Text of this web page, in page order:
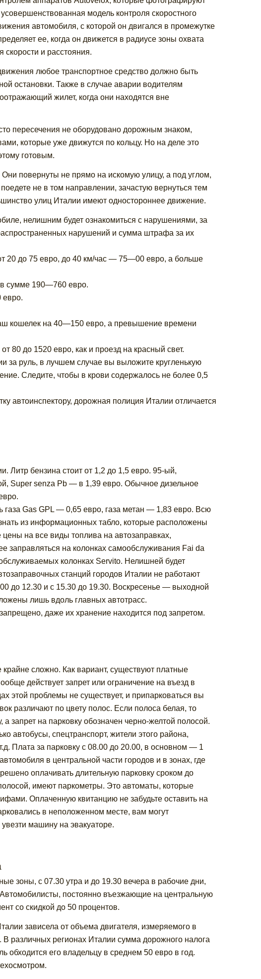
модель контроля скоростного
автомобиля, с которой он двигался в промежутке
ее, когда он движется в радиусе зоны охвата
и расстояния.
любое транспортное средство должно быть
остановки. Также в случае аварии водителям
жилет, когда они находятся вне
пересечения не оборудовано дорожным знаком,
которые уже движутся по кольцу. Но на деле это
готовым.
повернуты не прямо на искомую улицу, а под углом,
не в том направлении, зачастую вернуться тем
улиц Италии имеют одностороннее движение.
нелишним будет ознакомиться с нарушениями, за
нарушений и сумма штрафа за их
20 до 75 евро, до 40 км/час — 75—00 евро, а больше
сумме 190—760 евро.
евро.
кошелек на 40—150 евро, а превышение времени
80 до 1520 евро, как и проезд на красный свет.
за руль, в лучшем случае вы выложите кругленькую
Следите, чтобы в крови содержалось не более 0,5
автоинспектору, дорожная полиция Италии отличается
Литр бензина стоит от 1,2 до 1,5 евро. 95-ый,
Super senza Pb — в 1,39 евро. Обычное дизельное
газа Gas GPL — 0,65 евро, газа метан — 1,83 евро. Всю
из информационных табло, которые расположены
на все виды топлива на автозаправках,
заправляться на колонках самообслуживания Fai da
колонках Servito. Нелишней будет
станций городов Италии не работают
до 12.30 и с 15.30 до 19.30. Воскресенье — выходной
лишь вдоль главных автотрасс.
даже их хранение находится под запретом.
сложно. Как вариант, существуют платные
действует запрет или ограничение на въезд в
этой проблемы не существует, и припарковаться вы
различают по цвету полос. Если полоса белая, то
запрет на парковку обозначен черно-желтой полосой.
автобусы, спецтранспорт, жители этого района,
Плата за парковку с 08.00 до 20.00, в основном — 1
в центральной части городов и в зонах, где
оплачивать длительную парковку сроком до
имеют паркометры. Это автоматы, которые
Оплаченную квитанцию не забудьте оставить на
в неположенном месте, вам могут
машину на эвакуаторе.
зоны, с 07.30 утра и до 19.30 вечера в рабочие дни,
постоянно въезжающие на центральную
со скидкой до 50 процентов.
зависела от объема двигателя, измеряемого в
различных регионах Италии сумма дорожного налога
обходится его владельцу в среднем 50 евро в год.